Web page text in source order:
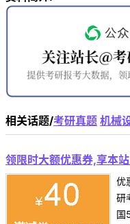
相关话题/考研真题 机械
领限时大额优惠券,享本
优
研
国